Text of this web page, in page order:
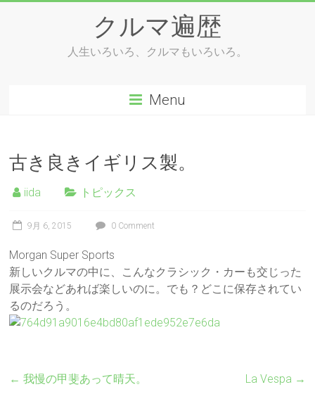
クルマ遍歴
人生いろいろ、クルマもいろいろ。
Menu
古き良きイギリス製。
iida トピックス
9月 6, 2015 0 Comment
Morgan Super Sports
新しいクルマの中に、こんなクラシック・カーも交じった
展示会などあれば楽しいのに。でも？どこに保存されてい
るのだろう。
← 我慢の甲斐あって晴天。 La Vespa →